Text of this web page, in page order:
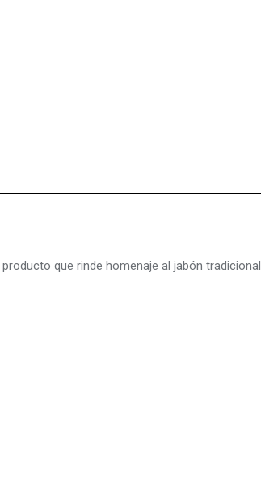
que rinde homenaje al jabón